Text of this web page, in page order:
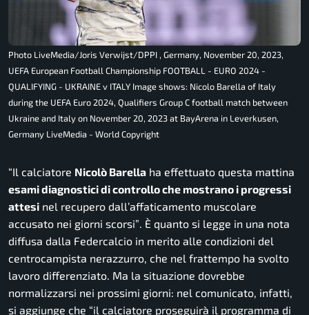
Photo LiveMedia/Joris Verwijst/DPPI , Germany, November 20, 2023,
UEFA European Football Championship FOOTBALL - EURO 2024 -
QUALIFYING - UKRAINE v ITALY Image shows: Nicolo Barella of Italy
during the UEFA Euro 2024, Qualifiers Group C football match between
Ukraine and Italy on November 20, 2023 at BayArena in Leverkusen,
Germany LiveMedia - World Copyright
“Il calciatore Nicolò Barella ha effettuato questa mattina
esami diagnostici di controllo che mostrano i progressi
attesi nel recupero dall’affaticamento muscolare
accusato nei giorni scorsi”. È quanto si legge in una nota
diffusa dalla Federcalcio in merito alle condizioni del
centrocampista nerazzurro, che nel frattempo ha svolto
lavoro differenziato. Ma la situazione dovrebbe
normalizzarsi nei prossimi giorni: nel comunicato, infatti,
si aggiunge che “il calciatore proseguirà il programma di